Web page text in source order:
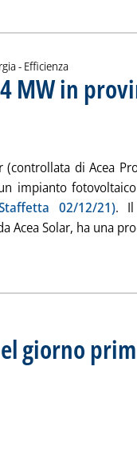
- Efficienza
MW in
(controllata di Acea
impianto
02/12/21). Il
Acea Solar, ha una
giorno
la notizia: 'Acquisti